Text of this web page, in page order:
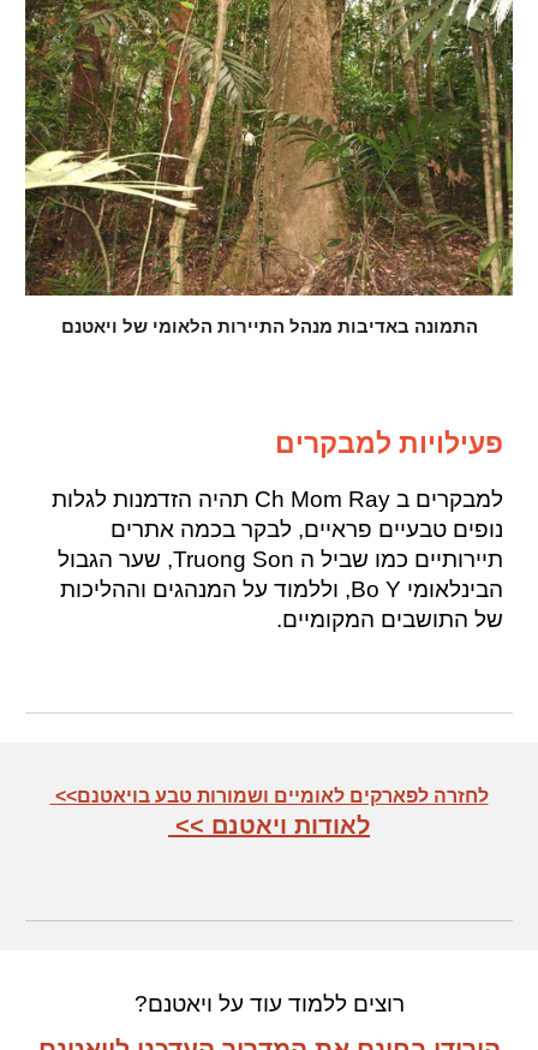
התמונה באדיבות מנהל התיירות הלאומי של ויאטנם
פעילויות למבקרים
למבקרים ב Ch Mom Ray תהיה הזדמנות לגלות
נופים טבעיים פראיים, לבקר בכמה אתרים
תיירותיים כמו שביל ה Truong Son, שער הגבול
הבינלאומי Bo Y,
וללמוד על המנהגים וההליכות
של התושבים המקומיים.
לחזרה לפארקים לאומיים ושמורות טבע בויאטנם>>
לאודות ויאטנם >>
רוצים ללמוד עוד על ויאטנם?